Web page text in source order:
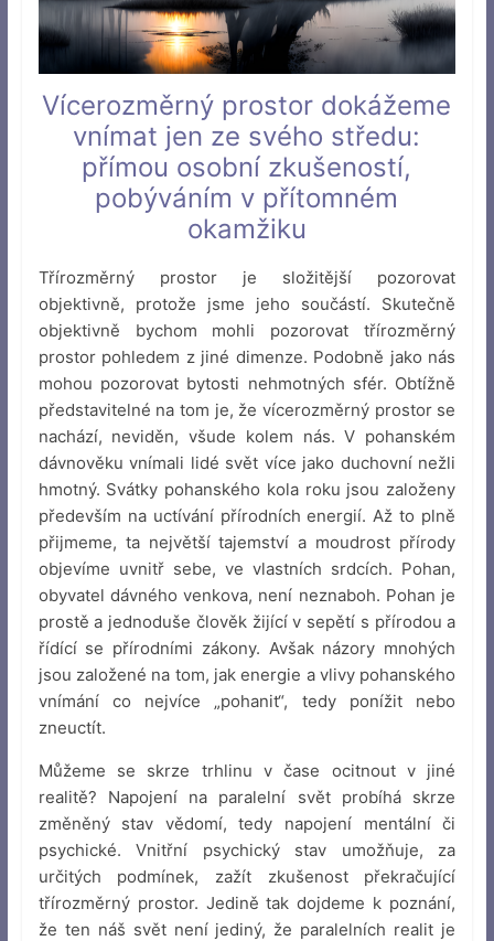
Vícerozměrný prostor dokážeme
vnímat jen ze svého středu:
přímou osobní zkušeností,
pobýváním v přítomném
okamžiku
Třírozměrný prostor je složitější pozorovat
objektivně, protože jsme jeho součástí. Skutečně
objektivně bychom mohli pozorovat třírozměrný
prostor pohledem z jiné dimenze. Podobně jako nás
mohou pozorovat bytosti nehmotných sfér. Obtížně
představitelné na tom je, že vícerozměrný prostor se
nachází, neviděn, všude kolem nás. V pohanském
dávnověku vnímali lidé svět více jako duchovní nežli
hmotný. Svátky pohanského kola roku jsou založeny
především na uctívání přírodních energií. Až to plně
přijmeme, ta největší tajemství a moudrost přírody
objevíme uvnitř sebe, ve vlastních srdcích. Pohan,
obyvatel dávného venkova, není neznaboh. Pohan je
prostě a jednoduše člověk žijící v sepětí s přírodou a
řídící se přírodními zákony. Avšak názory mnohých
jsou založené na tom, jak energie a vlivy pohanského
vnímání co nejvíce „pohanit“, tedy ponížit nebo
zneuctít.
Můžeme se skrze trhlinu v čase ocitnout v jiné
realitě? Napojení na paralelní svět probíhá skrze
změněný stav vědomí, tedy napojení mentální či
psychické. Vnitřní psychický stav umožňuje, za
určitých podmínek, zažít zkušenost překračující
třírozměrný prostor. Jedině tak dojdeme k poznání,
že ten náš svět není jediný, že paralelních realit je